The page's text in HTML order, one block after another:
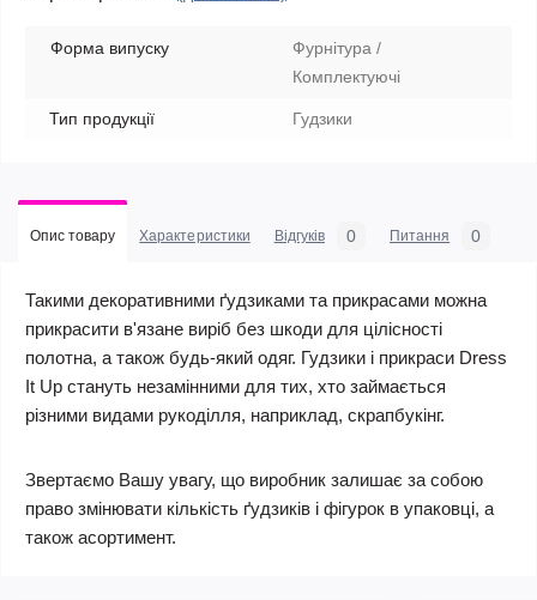
Форма випуску
Фурнітура /
Комплектуючі
Тип продукції Гудзики
Опис товару Характеристики Відгуків 0 Питання 0
Такими декоративними ґудзиками та прикрасами можна
прикрасити в'язане виріб без шкоди для цілісності
полотна, а також будь-який одяг. Гудзики і прикраси Dress
It Up стануть незамінними для тих, хто займається
різними видами рукоділля, наприклад, скрапбукінг.
Звертаємо Вашу увагу, що виробник залишає за собою
право змінювати кількість ґудзиків і фігурок в упаковці, а
також асортимент.